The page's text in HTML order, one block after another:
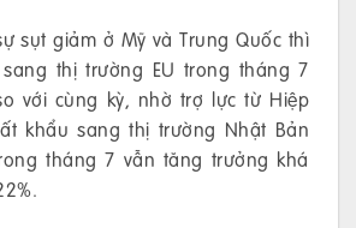
sụt giảm ở Mỹ và Trung Quốc thì
thị trường EU trong tháng 7
với cùng kỳ, nhờ trợ lực từ Hiệp
khẩu sang thị trường Nhật Bản
tháng 7 vẫn tăng trưởng khá